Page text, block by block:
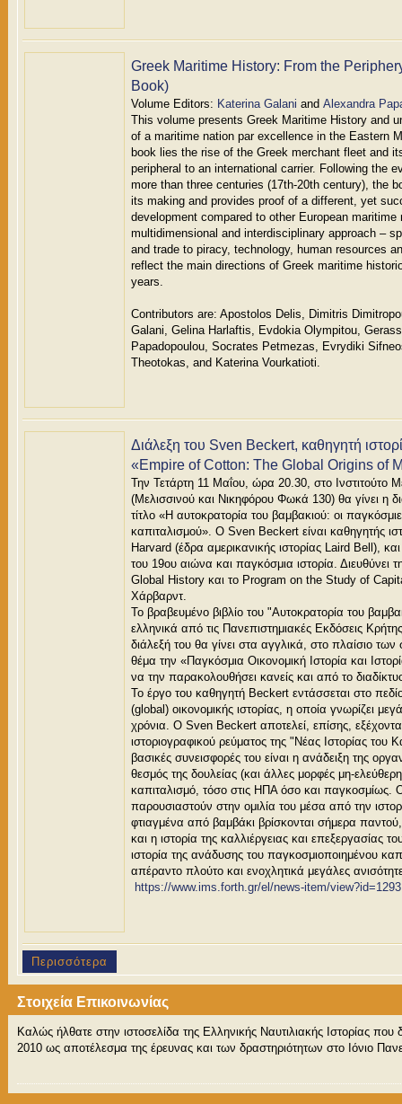
Greek Maritime History: From the
Book)
Volume Editors: Katerina Galani and Alexandra
This volume presents Greek Maritime History and
of a maritime nation par excellence in the Eastern
book lies the rise of the Greek merchant fleet and
peripheral to an international carrier. Following the
more than three centuries (17th-20th century), the
its making and provides proof of a different, yet
development compared to other European
multidimensional and interdisciplinary approach –
and trade to piracy, technology, human resources
reflect the main directions of Greek maritime
years.
Contributors are: Apostolos Delis, Dimitris
Galani, Gelina Harlaftis, Evdokia Olympitou,
Papadopoulou, Socrates Petmezas, Evrydiki
Theotokas, and Katerina Vourkatioti.
Διάλεξη του Sven Beckert, καθηγητή
«Empire of Cotton: The Global Origins of
Την Τετάρτη 11 Μαΐου, ώρα 20.30, στο Ινστιτούτο
(Μελισσινού και Νικηφόρου Φωκά 130) θα γίνει η
τίτλο «Η αυτοκρατορία του βαμβακιού: οι
καπιταλισμού». Ο Sven Beckert είναι καθηγητής
Harvard (έδρα αμερικανικής ιστορίας Laird Bell), και
του 19ου αιώνα και παγκόσμια ιστορία.
Global History και το Program on the Study of
Χάρβαρντ.
Το βραβευμένο βιβλίο του "Αυτοκρατορία του
ελληνικά από τις Πανεπιστημιακές Εκδόσεις
διάλεξή του θα γίνει στα αγγλικά, στο πλαίσιο
θέμα την «Παγκόσμια Οικονομική Ιστορία και
να την παρακολουθήσει κανείς και από το
Το έργο του καθηγητή Beckert εντάσσεται στο
(global) οικονομικής ιστορίας, η οποία γνωρίζει
χρόνια. Ο Sven Beckert αποτελεί, επίσης,
ιστοριογραφικού ρεύματος της "Νέας Ιστορίας του
βασικές συνεισφορές του είναι η ανάδειξη της
θεσμός της δουλείας (και άλλες μορφές μη-
καπιταλισμό, τόσο στις ΗΠΑ όσο και παγκοσμίως.
παρουσιαστούν στην ομιλία του μέσα από την
φτιαγμένα από βαμβάκι βρίσκονται σήμερα
και η ιστορία της καλλιέργειας και επεξεργασίας
ιστορία της ανάδυσης του παγκοσμιοποιημένου
απέραντο πλούτο και ενοχλητικά μεγάλες
https://www.ims.forth.gr/el/news-item/view?id=1293
Περισσότερα
Στοιχεία Επικοινωνίας
Καλώς ήλθατε στην ιστοσελίδα της Ελληνικής Ναυτιλιακής Ιστορίας που
2010 ως αποτέλεσμα της έρευνας και των δραστηριότητων στο Ιόνιο